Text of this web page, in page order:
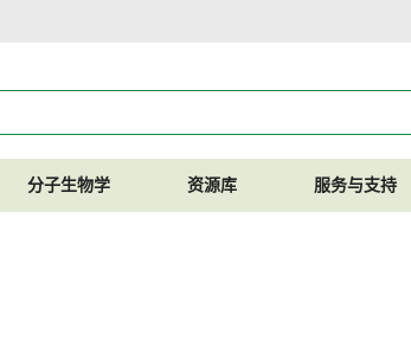
分子生物学 资源库 服务与支持